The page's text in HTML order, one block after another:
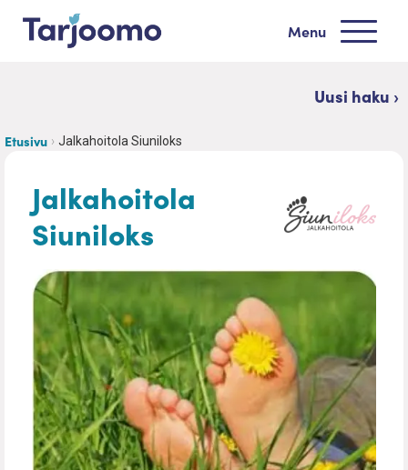
Siirry sisältöön
Menu
Uusi haku ›
Etusivu Jalkahoitola Siuniloks
Jalkahoitola
Siuniloks